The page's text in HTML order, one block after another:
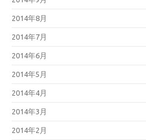
2014年8月
2014年7月
2014年6月
2014年5月
2014年4月
2014年3月
2014年2月